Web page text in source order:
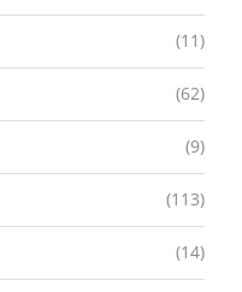
(11)
(62)
(9)
(113)
(14)